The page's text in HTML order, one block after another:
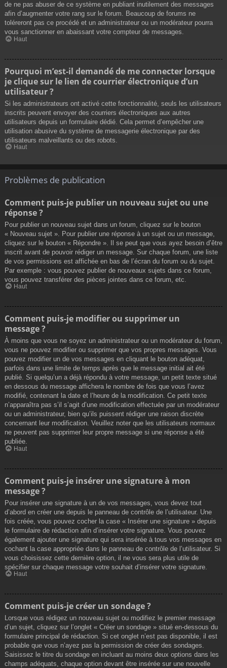
de ne pas abuser de ce système en publiant inutilement des messages
afin d’augmenter votre rang sur le forum. Beaucoup de forums ne
toléreront pas ce procédé et un administrateur ou un modérateur pourra
vous sanctionner en abaissant votre compteur de messages.
Haut
Pourquoi m’est-il demandé de me connecter lorsque
je clique sur le lien de courrier électronique d’un
utilisateur ?
Si les administrateurs ont activé cette fonctionnalité, seuls les utilisateurs
inscrits peuvent envoyer des courriers électroniques aux autres
utilisateurs depuis un formulaire dédié. Cela permet d’empêcher une
utilisation abusive du système de messagerie électronique par des
utilisateurs malveillants ou des robots.
Haut
Problèmes de publication
Comment puis-je publier un nouveau sujet ou une
réponse ?
Pour publier un nouveau sujet dans un forum, cliquez sur le bouton
« Nouveau sujet ». Pour publier une réponse à un sujet ou un message,
cliquez sur le bouton « Répondre ». Il se peut que vous ayez besoin d’être
inscrit avant de pouvoir rédiger un message. Sur chaque forum, une liste
de vos permissions est affichée en bas de l’écran du forum ou du sujet.
Par exemple : vous pouvez publier de nouveaux sujets dans ce forum,
vous pouvez transférer des pièces jointes dans ce forum, etc.
Haut
Comment puis-je modifier ou supprimer un
message ?
À moins que vous ne soyez un administrateur ou un modérateur du forum,
vous ne pouvez modifier ou supprimer que vos propres messages. Vous
pouvez modifier un de vos messages en cliquant le bouton adéquat,
parfois dans une limite de temps après que le message initial ait été
publié. Si quelqu’un a déjà répondu à votre message, un petit texte situé
en dessous du message affichera le nombre de fois que vous l’avez
modifié, contenant la date et l’heure de la modification. Ce petit texte
n’apparaîtra pas s’il s’agit d’une modification effectuée par un modérateur
ou un administrateur, bien qu’ils puissent rédiger une raison discrète
concernant leur modification. Veuillez noter que les utilisateurs normaux
ne peuvent pas supprimer leur propre message si une réponse a été
publiée.
Haut
Comment puis-je insérer une signature à mon
message ?
Pour insérer une signature à un de vos messages, vous devez tout
d’abord en créer une depuis le panneau de contrôle de l’utilisateur. Une
fois créée, vous pouvez cocher la case « Insérer une signature » depuis
le formulaire de rédaction afin d’insérer votre signature. Vous pouvez
également ajouter une signature qui sera insérée à tous vos messages en
cochant la case appropriée dans le panneau de contrôle de l’utilisateur. Si
vous choisissez cette dernière option, il ne vous sera plus utile de
spécifier sur chaque message votre souhait d’insérer votre signature.
Haut
Comment puis-je créer un sondage ?
Lorsque vous rédigez un nouveau sujet ou modifiez le premier message
d’un sujet, cliquez sur l’onglet « Créer un sondage » situé en-dessous du
formulaire principal de rédaction. Si cet onglet n’est pas disponible, il est
probable que vous n’ayez pas la permission de créer des sondages.
Saisissez le titre du sondage en incluant au moins deux options dans les
champs adéquats, chaque option devant être insérée sur une nouvelle